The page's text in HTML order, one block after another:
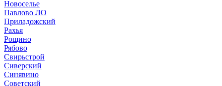
Новоселье
Павлово ЛО
Приладожский
Рахья
Рощино
Рябово
Свирьстрой
Сиверский
Синявино
Советский